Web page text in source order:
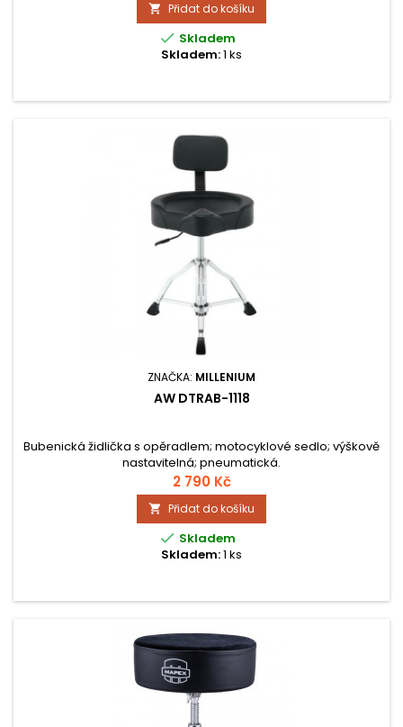
 Přidat do košíku
 Skladem
Skladem:1 ks
ZNAČKA: MILLENIUM
AW DTRAB-1118
Bubenická židlička s opěradlem; motocyklové sedlo; výškově
nastavitelná; pneumatická.
2 790 Kč
 Přidat do košíku
 Skladem
Skladem:1 ks